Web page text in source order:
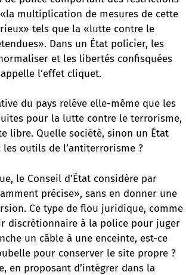
multiplication de mesures de cette
tels que la «lutte contre le
Dans un État policier, les
et les libertés confisquées
l’effet cliquet.
du pays relève elle-même que les
pour la lutte contre le terrorisme,
libre. Quelle société, sinon un État
outils de l’antiterrorisme ?
le Conseil d’État considère par
précise», sans en donner une
Ce type de flou juridique, comme
discrétionnaire à la police pour juger
un câble à une enceinte, est-ce
pour conserver le site propre ?
en proposant d’intégrer dans la